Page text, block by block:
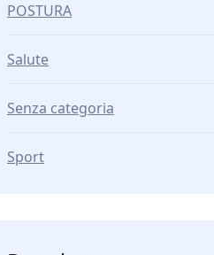
POSTURA
Salute
Senza categoria
Sport